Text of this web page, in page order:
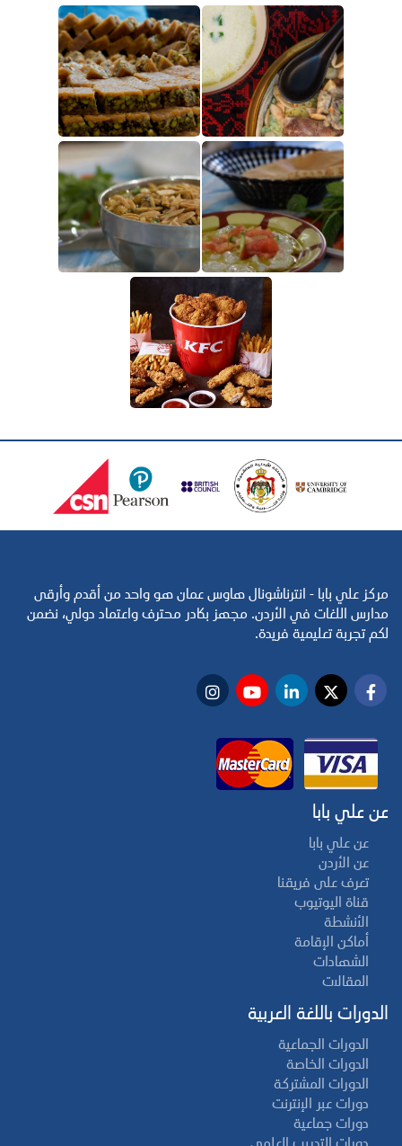
مركز علي بابا - انترناشونال هاوس عمان هو واحد من أقدم وأرقى
مدارس اللغات في الأردن. مجهز بكادر محترف واعتماد دولي، نضمن
لكم تجربة تعليمية فريدة.
عن علي بابا
عن علي بابا
عن الأردن
تعرف على فريقنا
قناة اليوتيوب
الأنشطة
أماكن الإقامة
الشهادات
المقالات
الدورات باللغة العربية
الدورات الجماعية
الدورات الخاصة
الدورات المشتركة
دورات عبر الإنترنت
دورات جماعية